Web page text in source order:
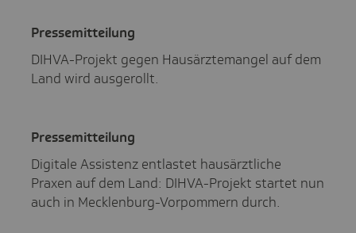
Pres­se­mit­tei­lung
DIHVA-Projekt gegen Hausärztemangel auf dem
Land wird ausgerollt.
Pres­se­mit­tei­lung
Digitale Assistenz entlastet hausärztliche
Praxen auf dem Land: DIHVA-Projekt startet nun
auch in Mecklenburg-Vorpommern durch.